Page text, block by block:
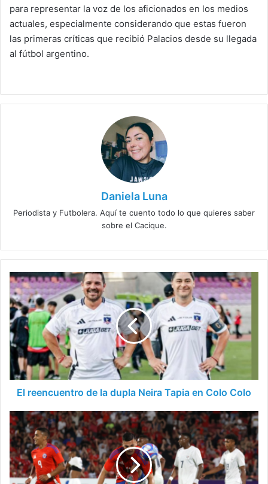
para representar la voz de los aficionados en los medios
actuales, especialmente considerando que estas fueron
las primeras críticas que recibió Palacios desde su llegada
al fútbol argentino.
Daniela Luna
Periodista y Futbolera. Aquí te cuento todo lo que quieres saber
sobre el Cacique.
El
reencuentro
de
la
dupla
Neira
Tapia
en
Colo
Colo
El reencuentro de la dupla Neira Tapia en Colo Colo
Lucas
Cepeda
como
el
mejor
de